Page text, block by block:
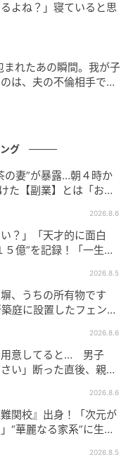
sio」をはじめ、京都
開。京都ではイタリ
ます。料理系
まな企業とのコラボ
し麺
予定
（店舗により異な
よね？」寝ていると思
れたあの瞬間。我が子
は、夫の不倫相手でし
グ
の妻”が暴露…朝４時か
た【副業】とは「お金
2026.8.6
？」「天才的に面白
５億”を記録！「一生言
2026.8.5
、うちの所有物です
庭に設置したフェン
2026.8.6
用意してると… 男子
い」断った直後、親が
2026.8.6
関校』出身！「次元が
“華麗なる家系”に生ま
2026.8.5